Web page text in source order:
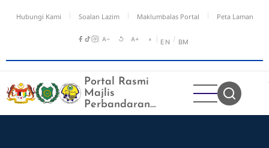
Hubungi Kami Soalan Lazim Maklumbalas Portal Peta Laman
A− ↺ A+ ◑ EN / BM
Portal Rasmi
Majlis
Perbandaran
Kangar